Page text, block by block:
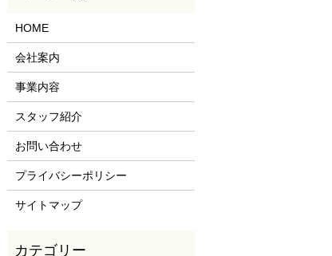
HOME
会社案内
事業内容
スタッフ紹介
お問い合わせ
プライバシーポリシー
サイトマップ